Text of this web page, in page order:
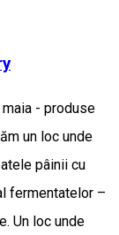
- produse
un loc unde
pâinii cu
fermentatelor –
Un loc unde